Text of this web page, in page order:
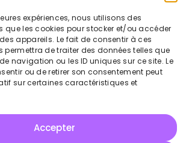
expériences, nous utilisons des
que les cookies pour stocker et/ou accéder
appareils. Le fait de consentir à ces
permettra de traiter des données telles que
navigation ou les ID uniques sur ce site. Le
ou de retirer son consentement peut
sur certaines caractéristiques et
Accepter
Cas clients
Actualités
LinkedIn
droits réservés - BRITWEB
confidentialité